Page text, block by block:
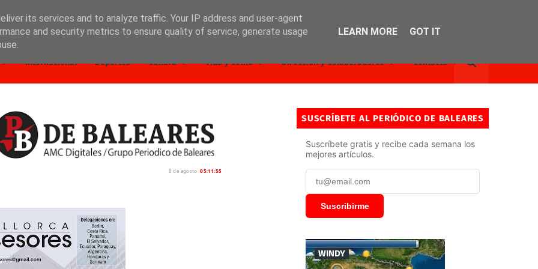
Internacional Deportes Cultura Vida y estilo Dirección y Colaboradores Contacto
8 de agosto 05:11:56
SUSCRÍBETE AL PERIÓDICO DE BALEARES
Suscríbete gratis y recibe cada semana los
mejores artículos.
Suscribirme
WINDY
its services and to analyze traffic. Your IP address and user-agent
and security metrics to ensure quality of service, generate usage
LEARN MORE GOT IT